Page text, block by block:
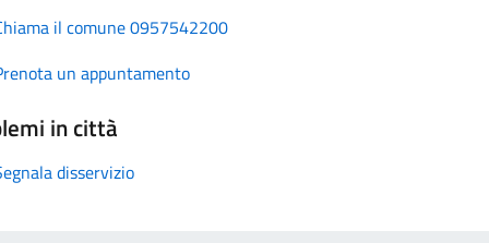
il comune 0957542200
un appuntamento
in città
disservizio